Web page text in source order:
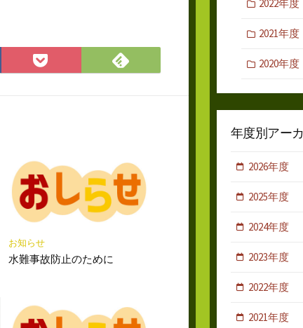
Pocket
に
Feedly
で
お知らせ
水難事故防止のために
2022年度
2021年度
2020年度
年度別アー
2026年度
2025年度
2024年度
2023年度
2022年度
2021年度